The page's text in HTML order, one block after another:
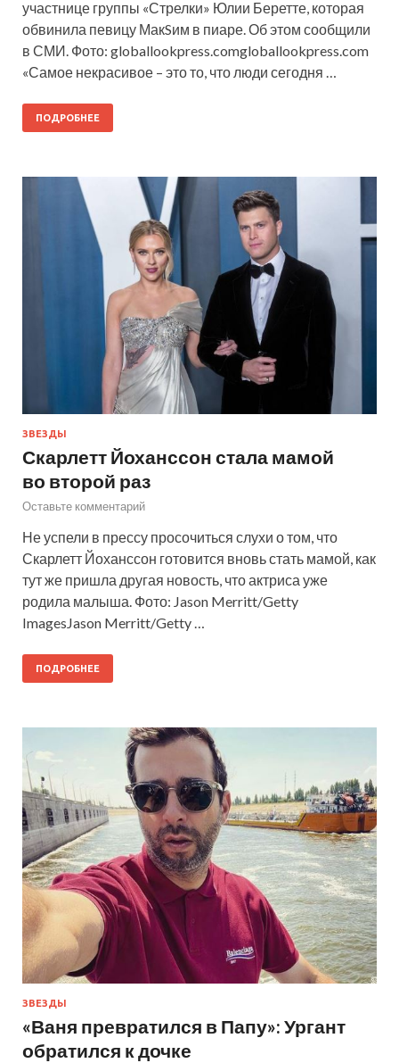
участнице группы «Стрелки» Юлии Беретте, которая
обвинила певицу МакSим в пиаре. Об этом сообщили
в СМИ. Фото: globallookpress.comgloballookpress.com
«Самое некрасивое – это то, что люди сегодня …
ПОДРОБНЕЕ
ЗВЕЗДЫ
Скарлетт Йоханссон стала мамой
во второй раз
Оставьте комментарий
Не успели в прессу просочиться слухи о том, что
Скарлетт Йоханссон готовится вновь стать мамой, как
тут же пришла другая новость, что актриса уже
родила малыша. Фото: Jason Merritt/Getty
ImagesJason Merritt/Getty …
ПОДРОБНЕЕ
ЗВЕЗДЫ
«Ваня превратился в Папу»: Ургант
обратился к дочке